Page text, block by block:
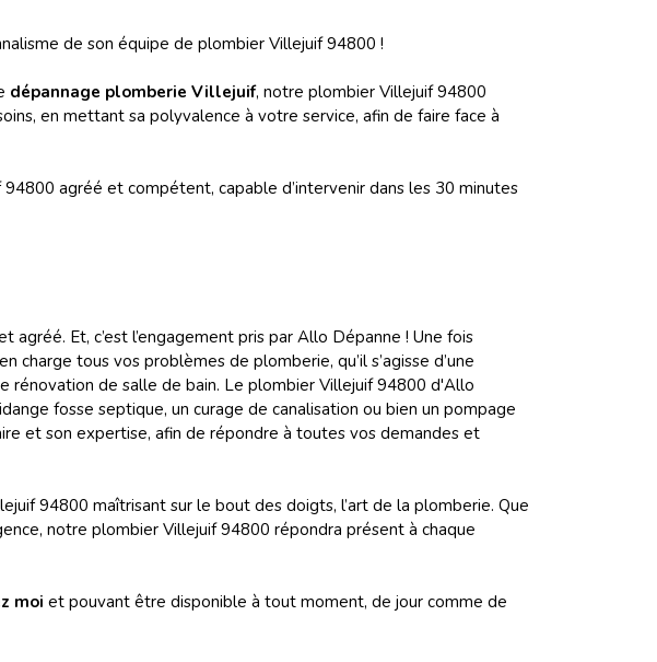
de son équipe de plombier Villejuif 94800 !
dépannage plomberie Villejuif, notre plombier Villejuif 94800
en mettant sa polyvalence à votre service, afin de faire face à
agréé et compétent, capable d’intervenir dans les 30 minutes
agréé. Et, c’est l’engagement pris par Allo Dépanne ! Une fois
tous vos problèmes de plomberie, qu’il s’agisse d’une
rénovation de salle de bain. Le plombier Villejuif 94800 d'Allo
fosse septique, un curage de canalisation ou bien un pompage
et son expertise, afin de répondre à toutes vos demandes et
94800 maîtrisant sur le bout des doigts, l’art de la plomberie. Que
notre plombier Villejuif 94800 répondra présent à chaque
moi et pouvant être disponible à tout moment, de jour comme de